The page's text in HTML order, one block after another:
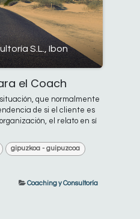
S.L., Ibon
el Coach
que normalmente
de si el cliente es
el relato en sí
gipuzkoa - guipuzcoa
Coaching y Consultoría